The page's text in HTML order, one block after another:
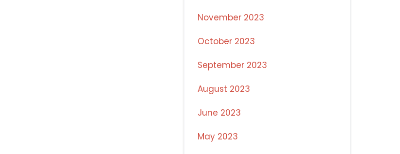
November 2023
October 2023
September 2023
August 2023
June 2023
May 2023